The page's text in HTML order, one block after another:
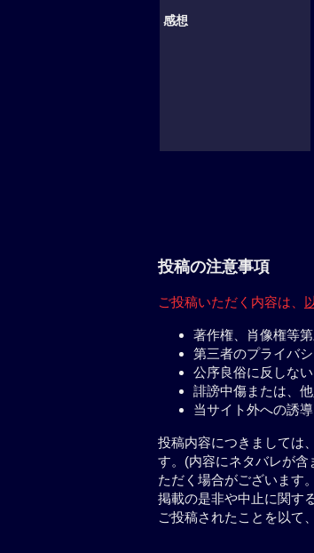
感想
投稿の注意事項
ご投稿いただく内容は、
著作権、肖像権等
第三者のプライバ
公序良俗に反しな
誹謗中傷または、
当サイト外への誘
投稿内容につきましては
す。(内容にネタバレが
ただく場合がございます
掲載の是非や中止に関す
ご投稿されたことを以て